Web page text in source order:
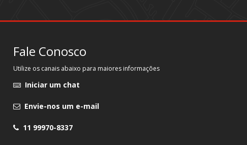
Fale Conosco
Utilize os canais abaixo para maiores informações
Iniciar um chat
Envie-nos um e-mail
11 99970-8337